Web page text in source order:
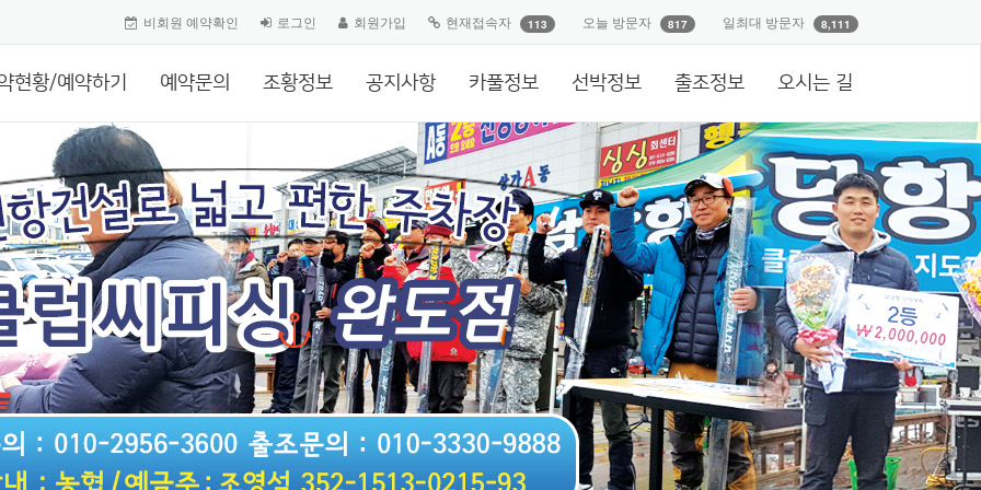
비회원 예약확인 로그인 회원가입 현재접속자 113 오늘 방문자 817 일최대 방문자 8,111
현황/예약하기 예약문의 조황정보 공지사항 카풀정보 선박정보 출조정보 오시는 길